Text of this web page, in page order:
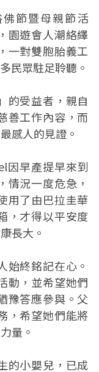
節暨母親節活
園遊會人潮絡繹
一對雙胞胎義工
民眾駐足聆聽。
的受益者，親自
善工作內容，而
感人的見證。
因早產提早來到
情況一度危急，
用了由巴拉圭華
，才得以平安度
長大。
始終銘記在心。
動，並希望她們
豫答應參與。父
，希望她們能將
量。
的小嬰兒，已成